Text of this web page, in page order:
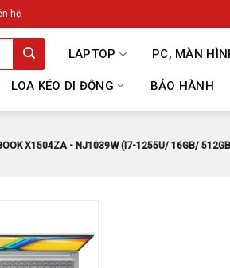
hệ
LAPTOP PC, MÀN
LOA KÉO DI ĐỘNG BẢO HÀNH
X1504ZA - NJ1039W (I7-1255U/ 16GB/